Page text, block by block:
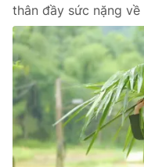
thân đầy sức nặng về